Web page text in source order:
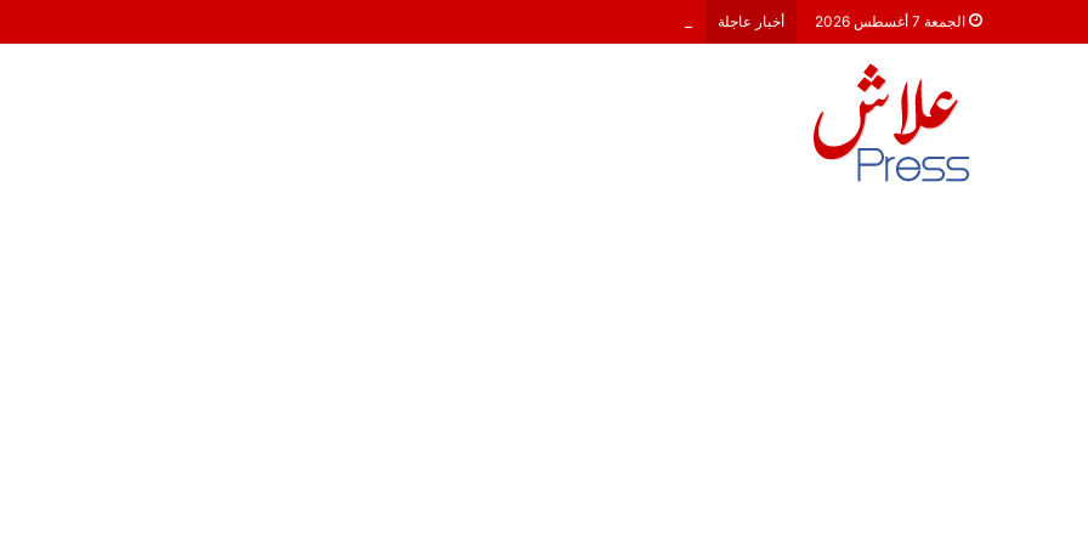
الجمعة 7 أغسطس 2026 أخبار عاجلة